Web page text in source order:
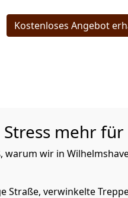
Kostenloses Angebot
mehr für
wir in
Straße, verwinkelte